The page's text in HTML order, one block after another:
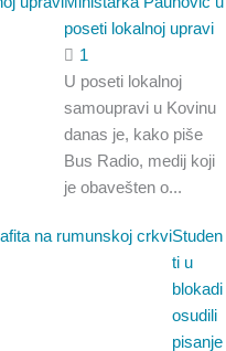
poseti lokalnoj upravi
1
U poseti lokalnoj
samoupravi u Kovinu
danas je, kako piše
Bus Radio, medij koji
je obavešten o...
Studen
ti u
blokadi
osudili
pisanje